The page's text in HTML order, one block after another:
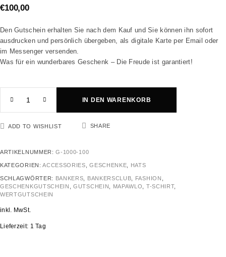
€100,00
Den Gutschein erhalten Sie nach dem Kauf und Sie können ihn sofort
ausdrucken und persönlich übergeben, als digitale Karte per Email oder
im Messenger versenden.
Was für ein wunderbares Geschenk – Die Freude ist garantiert!
IN DEN WARENKORB
ADD TO WISHLIST SHARE
ARTIKELNUMMER:G-1000-100
KATEGORIEN:ACCESSORIES ,GESCHENKE HATS
SCHLAGWÖRTER: BANKERS BANKERSCLUB FASHION
GESCHENKGUTSCHEIN
,GUTSCHEIN MAPAWLO T-SCHIRT,
WERTGUTSCHEIN
inkl. MwSt.
Lieferzeit: 1 Tag